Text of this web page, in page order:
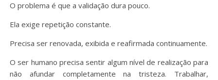
O problema é que a validação dura pouco.
Ela exige repetição constante.
Precisa ser renovada, exibida e reafirmada continuamente.
O ser humano precisa sentir algum nível de realização para
não afundar completamente na tristeza. Trabalhar,